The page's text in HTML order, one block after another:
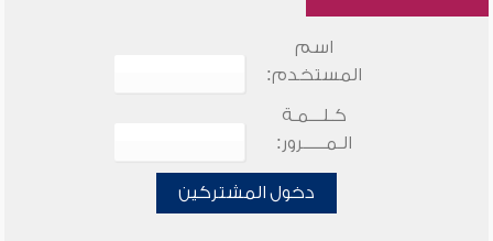
اسم
المستخدم:
كـلـــمـة
الـمـــــرور:
دخول المشتركين